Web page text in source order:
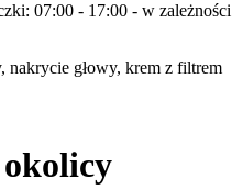
07:00 - 17:00 - w zależności
nakrycie głowy, krem z filtrem